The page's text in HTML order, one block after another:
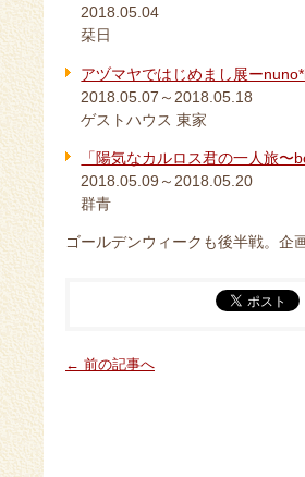
2018.05.04
栞日
アヅマヤではじめまし展ー
2018.05.07～2018.05.18
ゲストハウス 東家
「陽気なカルロス君の一人旅
2018.05.09～2018.05.20
群青
ゴールデンウィークも後半戦。企
← 前の記事へ